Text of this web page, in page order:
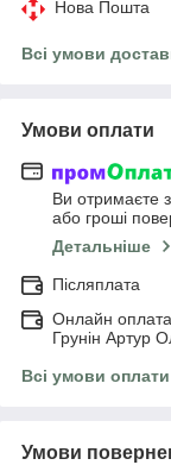
Нова Пошта
Всі умови
Умови оплати
Ви отримаєте
або гроші
Детальніше
Післяплата
Онлайн
Грунін Артур
Всі умови оплати
Умови